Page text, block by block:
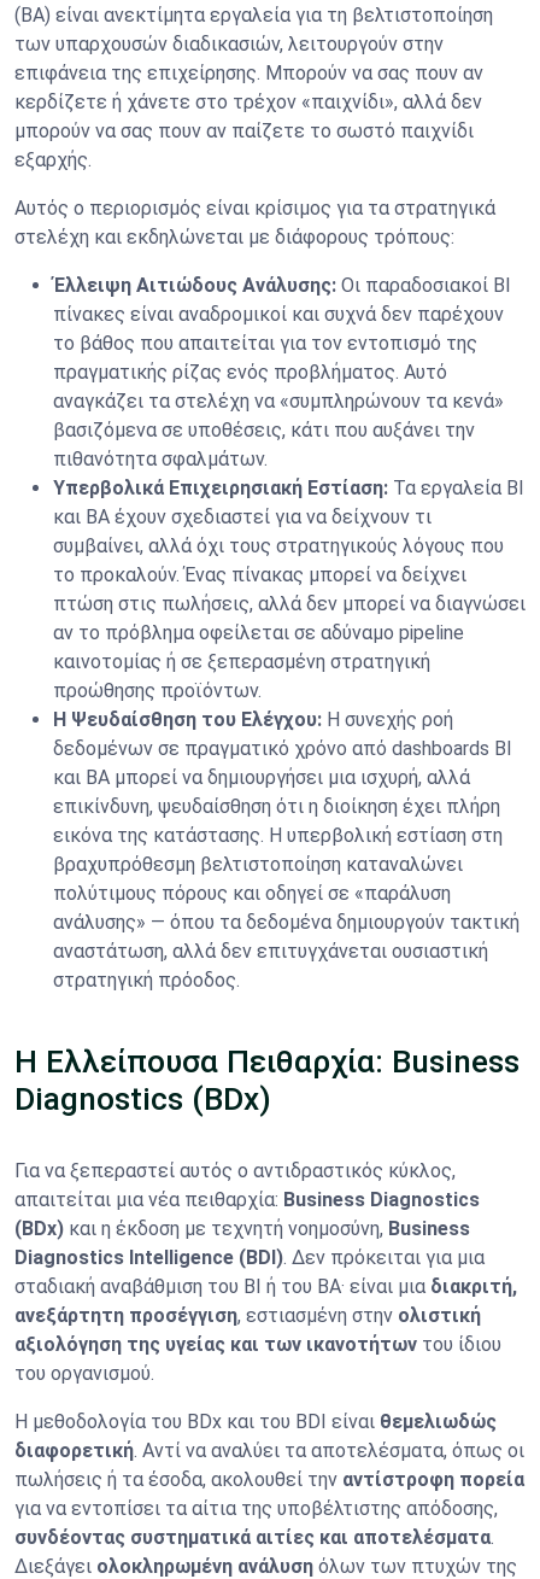
(BA) είναι ανεκτίμητα εργαλεία για τη βελτιστοποίηση
των υπαρχουσών διαδικασιών, λειτουργούν στην
επιφάνεια της επιχείρησης. Μπορούν να σας πουν αν
κερδίζετε ή χάνετε στο τρέχον «παιχνίδι», αλλά δεν
μπορούν να σας πουν αν παίζετε το σωστό παιχνίδι
εξαρχής.
Αυτός ο περιορισμός είναι κρίσιμος για τα στρατηγικά
στελέχη και εκδηλώνεται με διάφορους τρόπους:
Έλλειψη Αιτιώδους Ανάλυσης: Οι παραδοσιακοί BI
πίνακες είναι αναδρομικοί και συχνά δεν παρέχουν
το βάθος που απαιτείται για τον εντοπισμό της
πραγματικής ρίζας ενός προβλήματος. Αυτό
αναγκάζει τα στελέχη να «συμπληρώνουν τα κενά»
βασιζόμενα σε υποθέσεις, κάτι που αυξάνει την
πιθανότητα σφαλμάτων.
Υπερβολικά Επιχειρησιακή Εστίαση: Τα εργαλεία BI
και BA έχουν σχεδιαστεί για να δείχνουν τι
συμβαίνει, αλλά όχι τους στρατηγικούς λόγους που
το προκαλούν. Ένας πίνακας μπορεί να δείχνει
πτώση στις πωλήσεις, αλλά δεν μπορεί να διαγνώσει
αν το πρόβλημα οφείλεται σε αδύναμο pipeline
καινοτομίας ή σε ξεπερασμένη στρατηγική
προώθησης προϊόντων.
Η Ψευδαίσθηση του Ελέγχου: Η συνεχής ροή
δεδομένων σε πραγματικό χρόνο από dashboards BI
και BA μπορεί να δημιουργήσει μια ισχυρή, αλλά
επικίνδυνη, ψευδαίσθηση ότι η διοίκηση έχει πλήρη
εικόνα της κατάστασης. Η υπερβολική εστίαση στη
βραχυπρόθεσμη βελτιστοποίηση καταναλώνει
πολύτιμους πόρους και οδηγεί σε «παράλυση
ανάλυσης» — όπου τα δεδομένα δημιουργούν τακτική
αναστάτωση, αλλά δεν επιτυγχάνεται ουσιαστική
στρατηγική πρόοδος.
Η Ελλείπουσα Πειθαρχία: Business
Diagnostics (BDx)
Για να ξεπεραστεί αυτός ο αντιδραστικός κύκλος,
απαιτείται μια νέα πειθαρχία: Business Diagnostics
(BDx) και η έκδοση με τεχνητή νοημοσύνη, Business
Diagnostics Intelligence (BDI). Δεν πρόκειται για μια
σταδιακή αναβάθμιση του BI ή του BA· είναι μια διακριτή,
ανεξάρτητη προσέγγιση, εστιασμένη στην ολιστική
αξιολόγηση της υγείας και των ικανοτήτων του ίδιου
του οργανισμού.
Η μεθοδολογία του BDx και του BDI είναι θεμελιωδώς
διαφορετική. Αντί να αναλύει τα αποτελέσματα, όπως οι
πωλήσεις ή τα έσοδα, ακολουθεί την αντίστροφη πορεία
για να εντοπίσει τα αίτια της υποβέλτιστης απόδοσης,
συνδέοντας συστηματικά αιτίες και αποτελέσματα.
Διεξάγει ολοκληρωμένη ανάλυση όλων των πτυχών της